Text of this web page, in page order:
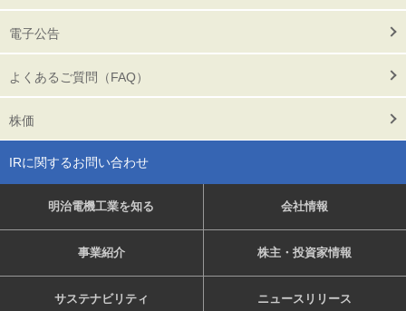
電子公告
よくあるご質問（FAQ）
株価
IRに関するお問い合わせ
明治電機工業を知る 会社情報
事業紹介 株主・投資家情報
サステナビリティ ニュースリリース